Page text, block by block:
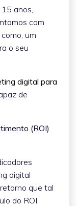
anos,
com
um
o seu
digital para
de
(ROI)
digital
que tal
do ROI